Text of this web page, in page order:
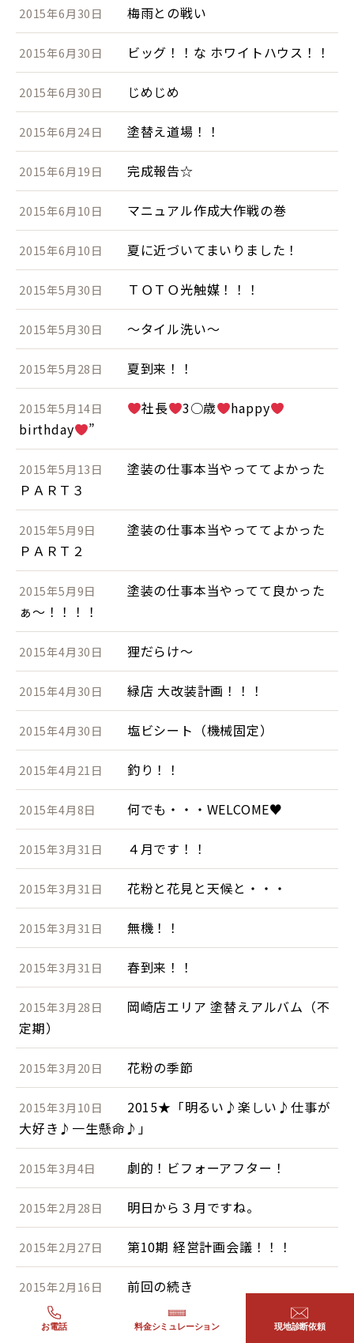
2015年6月30日 梅雨との戦い
2015年6月30日 ビッグ！！な ホワイトハウス！！
2015年6月30日 じめじめ
2015年6月24日 塗替え道場！！
2015年6月19日 完成報告☆
2015年6月10日 マニュアル作成大作戦の巻
2015年6月10日 夏に近づいてまいりました！
2015年5月30日 ＴＯＴＯ光触媒！！！
2015年5月30日 ～タイル洗い～
2015年5月28日 夏到来！！
2015年5月14日 社長 3○歳
happy
birthday
”
2015年5月13日
塗装の仕事本当やっててよかった
ＰＡＲＴ３
2015年5月9日
塗装の仕事本当やっててよかった
ＰＡＲＴ２
2015年5月9日
塗装の仕事本当やってて良かった
ぁ～！！！！
2015年4月30日 狸だらけ～
2015年4月30日 緑店 大改装計画！！！
2015年4月30日 塩ビシート（機械固定）
2015年4月21日 釣り！！
2015年4月8日 何でも・・・WELCOME♥
2015年3月31日 ４月です！！
2015年3月31日 花粉と花見と天候と・・・
2015年3月31日 無機！！
2015年3月31日 春到来！！
2015年3月28日
岡崎店エリア 塗替えアルバム（不
定期）
2015年3月20日 花粉の季節
2015年3月10日
2015★「明るい♪楽しい♪仕事が
大好き♪一生懸命♪」
2015年3月4日 劇的！ビフォーアフター！
2015年2月28日 明日から３月ですね。
2015年2月27日 第10期 経営計画会議！！！
2015年2月16日 前回の続き
2015年2月10日
立春迎えましたが、まだまだ真冬
お電話 料金シミュレーション 現地診断依頼